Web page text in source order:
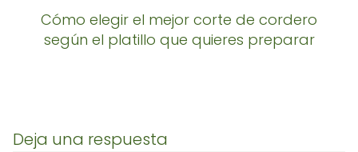
Cómo elegir el mejor corte de cordero
según el platillo que quieres preparar
Deja una respuesta